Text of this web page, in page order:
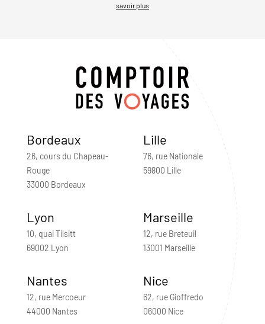
savoir plus
Bordeaux
26, cours du Chapeau-
Rouge
33000 Bordeaux
Lille
76, rue Nationale
59800 Lille
Lyon
10, quai Tilsitt
69002 Lyon
Marseille
12, rue Breteuil
13001 Marseille
Nantes
12, rue Mercoeur
44000 Nantes
Nice
62, rue Gioffredo
06000 Nice